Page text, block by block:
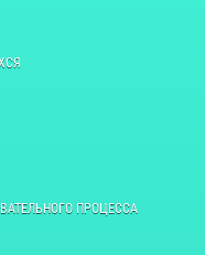
ПРОЦЕССА